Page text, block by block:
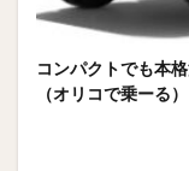
コンパクトでも本
（オリコで乗ーる）